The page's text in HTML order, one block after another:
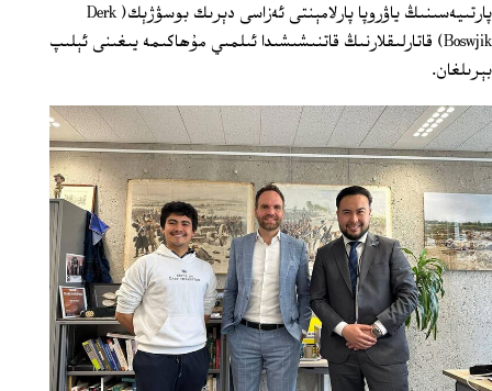
پارتىيەسىنىڭ ياۋروپا پارلامېنتى ئەزاسى دېرىك بوسۋژېك( Derk
Boswjik) قاتارلىقلارنىڭ قاتنىشىشىدا ئىلمىي مۇھاكىمە يىغىنى ئېلىپ
بېرىلغان.